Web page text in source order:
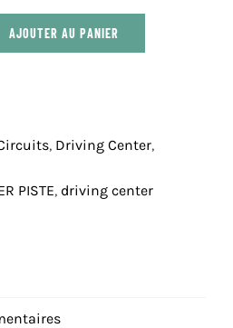
AJOUTER AU PANIER
, Driving Center,
PISTE, driving center